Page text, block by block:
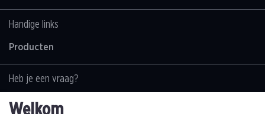
Handige links
Producten
Heb je een vraag?
Contacteer ons
Welkom